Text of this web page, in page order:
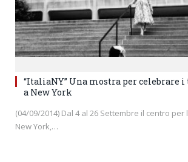
“ItaliaNY” Una mostra per
a New York
(04/09/2014) Dal 4 al 26 Settembre il centro
New York,…